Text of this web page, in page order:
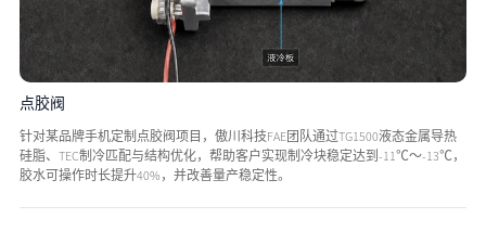
点胶阀
针对某品牌手机定制点胶阀项目，傲川科技FAE团队通过TG1500液态金属导热
硅脂、TEC制冷匹配与结构优化，帮助客户实现制冷块稳定达到-11℃～-13℃，
胶水可操作时长提升40%，并改善量产稳定性。